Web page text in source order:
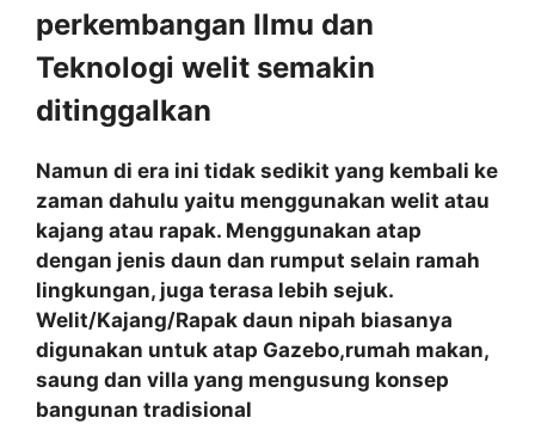
perkembangan Ilmu dan
Teknologi welit semakin
ditinggalkan
Namun di era ini tidak sedikit yang kembali ke
zaman dahulu yaitu menggunakan welit atau
kajang atau rapak. Menggunakan atap
dengan jenis daun dan rumput selain ramah
lingkungan, juga terasa lebih sejuk.
Welit/Kajang/Rapak daun nipah biasanya
digunakan untuk atap Gazebo,rumah makan,
saung dan villa yang mengusung konsep
bangunan tradisional